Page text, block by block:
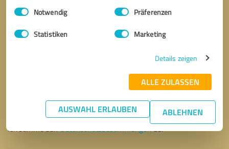
Impressum Datenschutzbestimmungen
Einwilligungsauswahl
Notwendig Präferenzen
Statistiken Marketing
Details zeigen
ALLE ZULASSEN
AUSWAHL ERLAUBEN ABLEHNEN
* Erforderliche Angaben
Nachricht senden
Ich stimme denDatenschutzbestimmungenzu.